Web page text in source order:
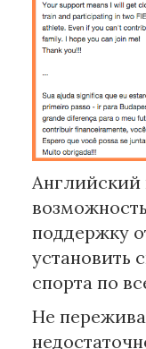
Английский
поддержку
установить
спорта по
Не